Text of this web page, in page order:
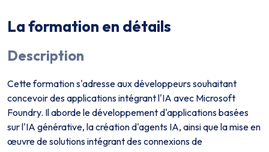
La formation en détails
Description
Cette formation s'adresse aux développeurs souhaitant
concevoir des applications intégrant l'IA avec Microsoft
Foundry. Il aborde le développement d'applications basées
sur l'IA générative, la création d'agents IA, ainsi que la mise en
œuvre de solutions intégrant des connexions de